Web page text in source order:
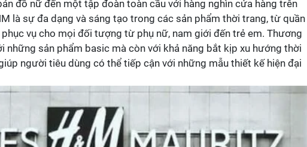
đồ nữ đến một tập đoàn toàn cầu với hàng nghìn cửa hàng trên
là sự đa dạng và sáng tạo trong các sản phẩm thời trang, từ quần
phục vụ cho mọi đối tượng từ phụ nữ, nam giới đến trẻ em. Thương
những sản phẩm basic mà còn với khả năng bắt kịp xu hướng thời
người tiêu dùng có thể tiếp cận với những mẫu thiết kế hiện đại